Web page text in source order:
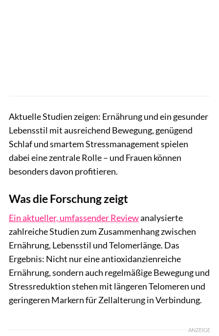
Aktuelle Studien zeigen: Ernährung und ein gesunder
Lebensstil mit ausreichend Bewegung, genügend
Schlaf und smartem Stressmanagement spielen
dabei eine zentrale Rolle – und Frauen können
besonders davon profitieren.
Was die Forschung zeigt
Ein aktueller, umfassender Reviewanalysierte
zahlreiche Studien zum Zusammenhang zwischen
Ernährung, Lebensstil und Telomerlänge. Das
Ergebnis: Nicht nur eine antioxidanzienreiche
Ernährung, sondern auch regelmäßige Bewegung und
Stressreduktion stehen mit längeren Telomeren und
geringeren Markern für Zellalterung in Verbindung.
ANZEIGE